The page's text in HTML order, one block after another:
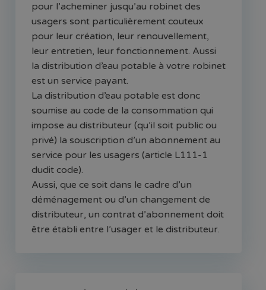
pour l’acheminer jusqu’au robinet des
usagers sont particulièrement couteux
pour leur création, leur renouvellement,
leur entretien, leur fonctionnement. Aussi
la distribution d’eau potable à votre robinet
est un service payant.
La distribution d’eau potable est donc
soumise au code de la consommation qui
impose au distributeur (qu’il soit public ou
privé) la souscription d’un abonnement au
service pour les usagers (article L111-1
dudit code).
Aussi, que ce soit dans le cadre d’un
déménagement ou d’un changement de
distributeur, un contrat d’abonnement doit
être établi entre l’usager et le distributeur.